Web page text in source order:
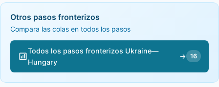
Otros pasos fronterizos
Compara las colas en todos los pasos
Todos los pasos fronterizos Ukraine—
Hungary
→ 16